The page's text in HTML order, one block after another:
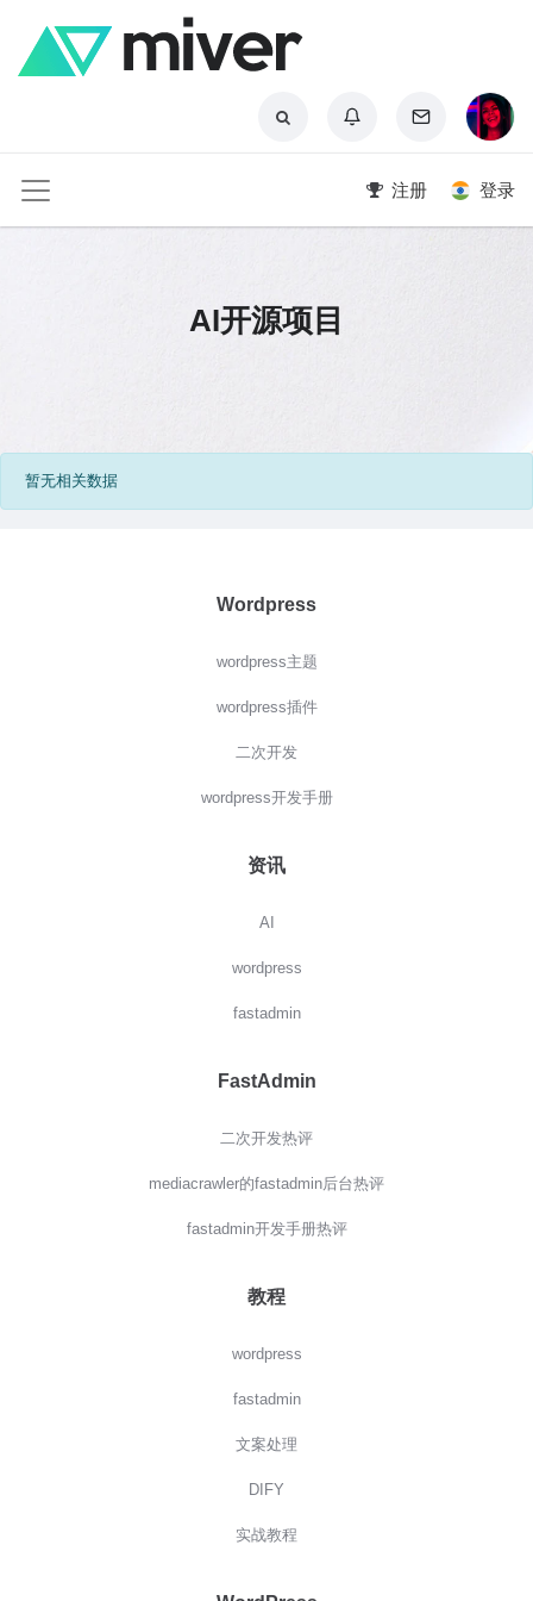
注册 登录
AI开源项目
暂无相关数据
Wordpress
wordpress主题
wordpress插件
二次开发
wordpress开发手册
资讯
AI
wordpress
fastadmin
FastAdmin
二次开发热评
mediacrawler的fastadmin后台热评
fastadmin开发手册热评
教程
wordpress
fastadmin
文案处理
DIFY
实战教程